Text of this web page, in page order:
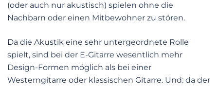
(oder auch nur akustisch) spielen ohne die
Nachbarn oder einen Mitbewohner zu stören.
Da die Akustik eine sehr untergeordnete Rolle
spielt, sind bei der E-Gitarre wesentlich mehr
Design-Formen möglich als bei einer
Westerngitarre oder klassischen Gitarre. Und: da der